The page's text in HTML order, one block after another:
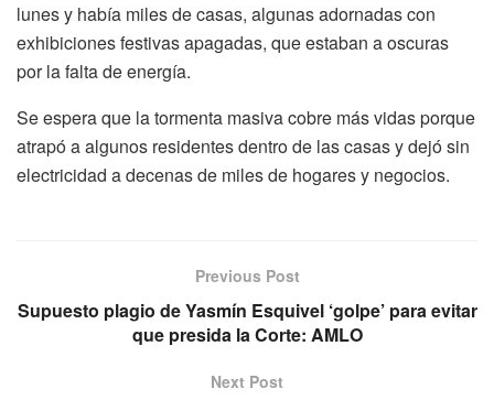
lunes y había miles de casas, algunas adornadas con
exhibiciones festivas apagadas, que estaban a oscuras
por la falta de energía.
Se espera que la tormenta masiva cobre más vidas porque
atrapó a algunos residentes dentro de las casas y dejó sin
electricidad a decenas de miles de hogares y negocios.
Previous Post
Supuesto plagio de Yasmín Esquivel ‘golpe’ para evitar
que presida la Corte: AMLO
Next Post